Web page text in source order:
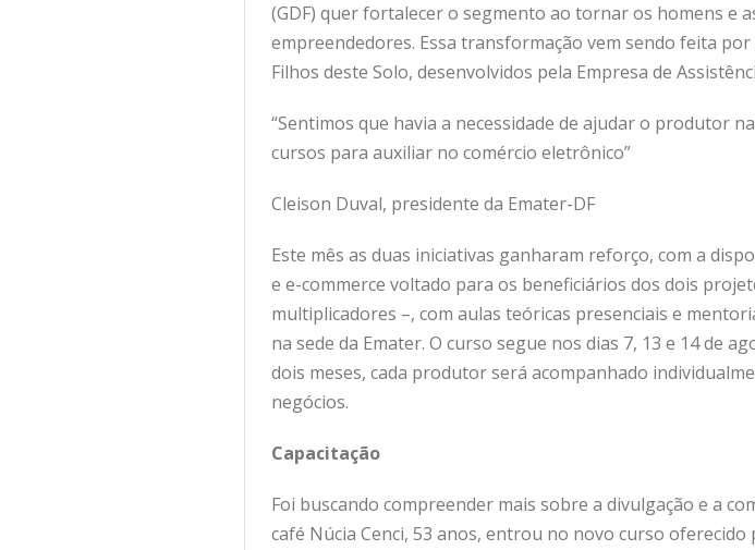
(GDF) quer fortalecer o segmento ao tornar os homens e
empreendedores. Essa transformação vem sendo feita
Filhos deste Solo, desenvolvidos pela Empresa de
“Sentimos que havia a necessidade de ajudar o produtor
cursos para auxiliar no comércio eletrônico”
Cleison Duval, presidente da Emater-DF
Este mês as duas iniciativas ganharam reforço, com a
e e-commerce voltado para os beneficiários dos dois
multiplicadores –, com aulas teóricas presenciais e
na sede da Emater. O curso segue nos dias 7, 13 e 14 de
dois meses, cada produtor será acompanhado
negócios.
Capacitação
Foi buscando compreender mais sobre a divulgação e a
café Núcia Cenci, 53 anos, entrou no novo curso